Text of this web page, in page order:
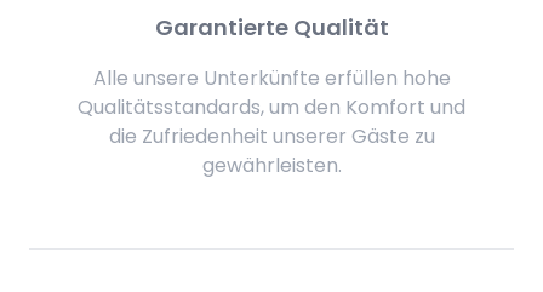
Garantierte Qualität
Alle unsere Unterkünfte erfüllen hohe
Qualitätsstandards, um den Komfort und
die Zufriedenheit unserer Gäste zu
gewährleisten.